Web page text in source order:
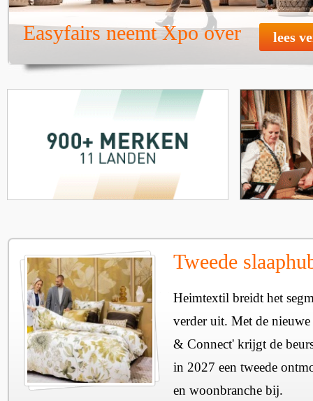
Easyfairs neemt Xpo over lees
Tweede
Heimtextil breidt het
verder uit. Met de
& Connect' krijgt de
in 2027 een tweede
en woonbranche bij.